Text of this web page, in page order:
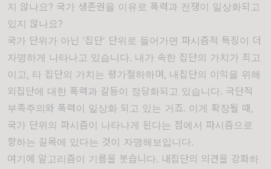
지 않나요? 국가 생존권을 이유로 폭력과 전쟁이 일상화되고
있지 않나요?
국가 단위가 아닌 '집단' 단위로 들어가면 파시즘적 특징이 더
자명하게 나타나고 있습니다. 내가 속한 집단의 가치가 최고
이고, 타 집단의 가치는 평가절하하며, 내집단의 이익을 위해
외집단에 대한 폭력과 갈등이 정당화되고 있습니다. 극단적
부족주의와 폭력이 일상화 되고 있는 거죠. 이게 확장될 때,
국가 단위의 파시즘이 나타나게 된다는 점에서 파시즘으로
향하는 길목에 있다는 것이 자명해보입니다.
여기에 알고리즘이 기름을 붓습니다. 내집단의 의견을 강화하